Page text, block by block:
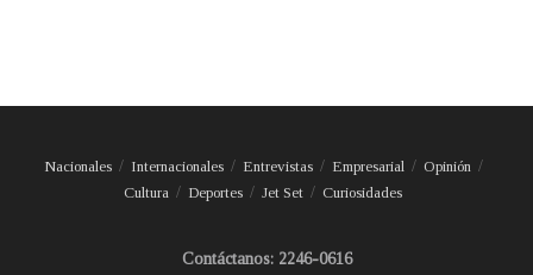
Nacionales Internacionales Entrevistas Empresarial
Opinión
Cultura
Deportes Jet Set Curiosidades
Contáctanos: 2246-0616